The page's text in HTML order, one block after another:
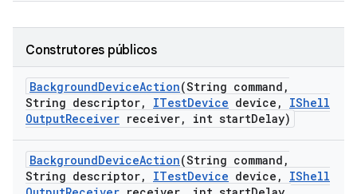
Construtores públicos
BackgroundDeviceAction(String command ,
String descriptor, ITestDevice device ,
IShell
OutputReceiver receiver, int startDelay)
BackgroundDeviceAction(String command ,
String descriptor, ITestDevice device ,
IShell